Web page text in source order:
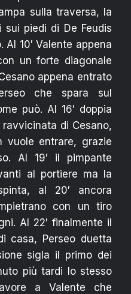
sulla traversa, la
piedi di De Feudis
Al 10′ Valente appena
un forte diagonale
appena entrato
che spara sul
può. Al 16′ doppia
di Cesano,
vuole entrare, grazie
Al 19′ il pimpante
al portiere ma la
al 20′ ancora
con un tiro
Al 22′ finalmente il
casa, Perseo duetta
sigla il primo dei
più tardi lo stesso
a Valente che